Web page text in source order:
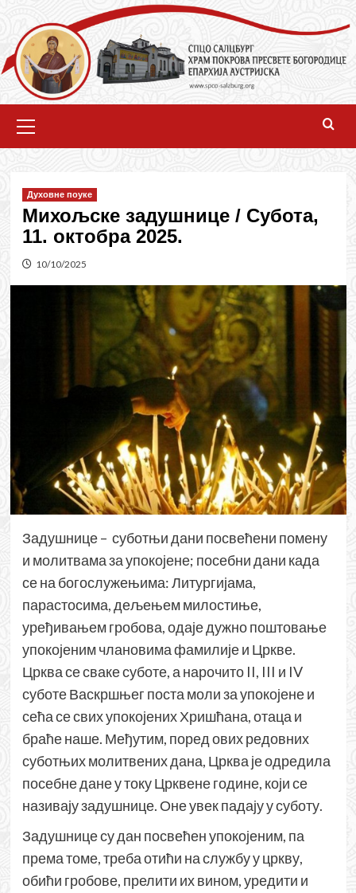
content
Menu
Духовне поуке
Михољске задушнице / Субота,
11. октобра 2025.
10/10/2025
Задушнице – суботњи дани посвећени помену
и молитвама за упокојене; посебни дани када
се на богослужењима: Литургијама,
парастосима, дељењем милостиње,
уређивањем гробова, одаје дужно поштовање
упокојеним члановима фамилије и Цркве.
Црква се сваке суботе, а нарочито II, III и IV
суботе Васкршњег поста моли за упокојене и
сећа се свих упокојених Хришћана, отаца и
браће наше. Међутим, поред ових редовних
суботњих молитвених дана, Црква је одредила
посебне дане у току Црквене године, који се
називају задушнице. Оне увек падају у суботу.
Задушнице су дан посвећен упокојеним, па
према томе, треба отићи на службу у цркву,
обићи гробове, прелити их вином, уредити и